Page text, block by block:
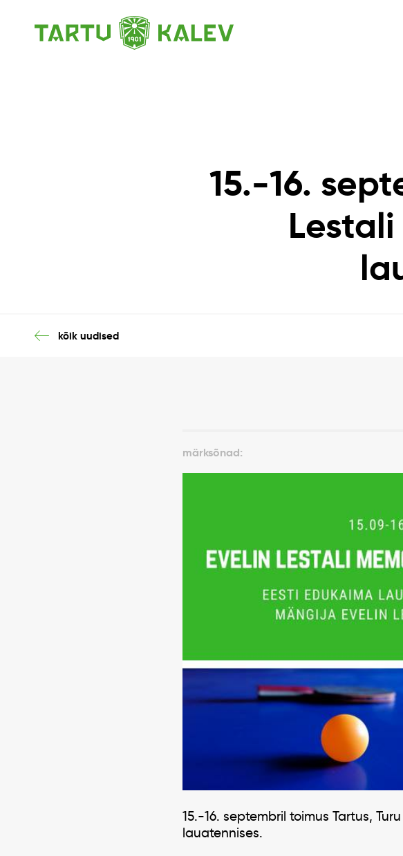
15.-16.
kõik uudised
märksõnad:
15.-16. septembril toimus Tartus,
lauatennises.